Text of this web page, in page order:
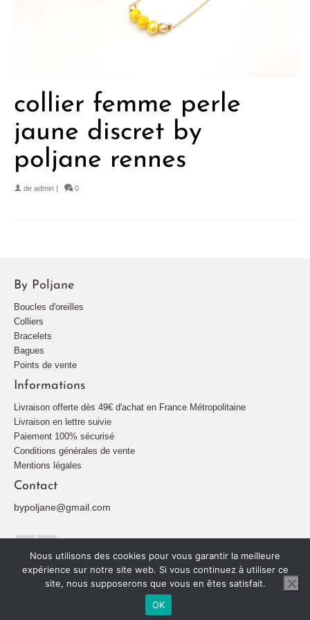
collier femme perle
jaune discret by
poljane rennes
de admin 0
By Poljane
Boucles d'oreilles
Colliers
Bracelets
Bagues
Points de vente
Informations
Livraison offerte dès 49€ d'achat en France Métropolitaine
Livraison en lettre suivie
Paiement 100% sécurisé
Conditions générales de vente
Mentions légales
Contact
bypoljane@gmail.com
Plan de site Mentions légales Politique de confidentialité
Nous utilisons des cookies pour vous garantir la meilleure
expérience sur notre site web. Si vous continuez à utiliser ce
site, nous supposerons que vous en êtes satisfait.
OK